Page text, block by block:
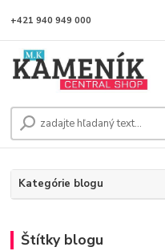
+421 940 949 000
Kategórie blogu
Štítky blogu